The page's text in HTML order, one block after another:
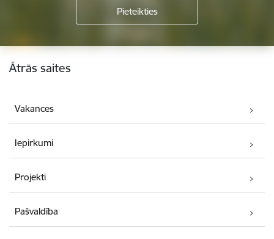
Kājene
Ātrās saites
Vakances
Iepirkumi
Projekti
Pašvaldība